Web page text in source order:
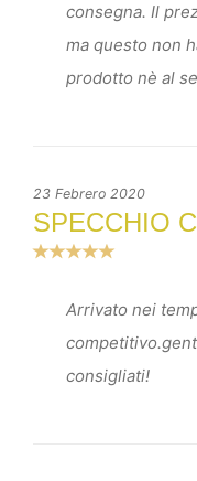
consegna. Il
ma questo non
prodotto nè al
23 Febrero 2020
SPECCHIO
Arrivato nei
consigliati!